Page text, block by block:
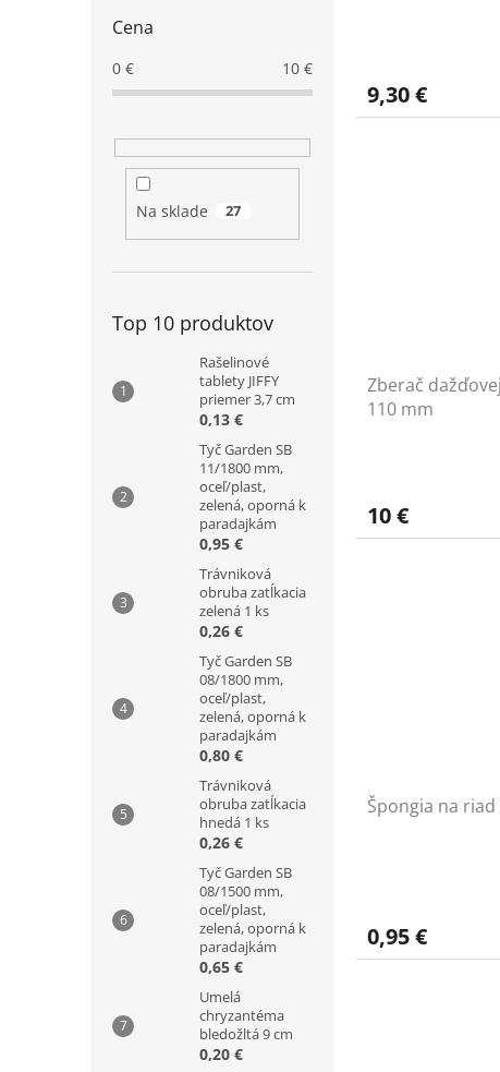
Cena
0 € 10 €
Na sklade 27
Top 10 produktov
Rašelinové
tablety JIFFY
priemer 3,7 cm
0,13 €
Tyč Garden SB
11/1800 mm,
oceľ/plast,
zelená, oporná k
paradajkám
0,95 €
Trávniková
obruba zatĺkacia
zelená 1 ks
0,26 €
Tyč Garden SB
08/1800 mm,
oceľ/plast,
zelená, oporná k
paradajkám
0,80 €
Trávniková
obruba zatĺkacia
hnedá 1 ks
0,26 €
Tyč Garden SB
08/1500 mm,
oceľ/plast,
zelená, oporná k
paradajkám
0,65 €
Umelá
chryzantéma
bledožltá 9 cm
0,20 €
9,30 €
Zberač
110 mm
10 €
Špongia na riad
0,95 €